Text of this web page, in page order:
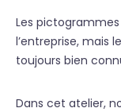
Les
l’entreprise, mais
toujours bien
Dans cet atelier,